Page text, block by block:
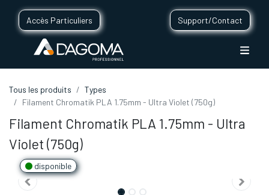
Accès Particuliers Support/Contact
Tous les produits
Types
Filament Chromatik PLA 1.75mm - Ultra Violet (750g)
Filament Chromatik PLA 1.75mm - Ultra
Violet (750g)
disponible